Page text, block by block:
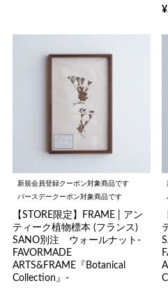
¥
新規会員登録クーポン対象商品です
バースデークーポン対象商品です
【STORE限定】FRAME | アン
ティーク植物標本 (フランス)
SANO別注 ウォールナット-
FAVORMADE
ARTS&FRAME『Botanical
Collection』-